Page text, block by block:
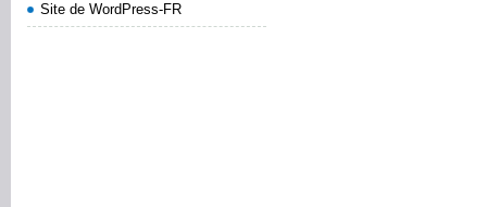
Site de WordPress-FR